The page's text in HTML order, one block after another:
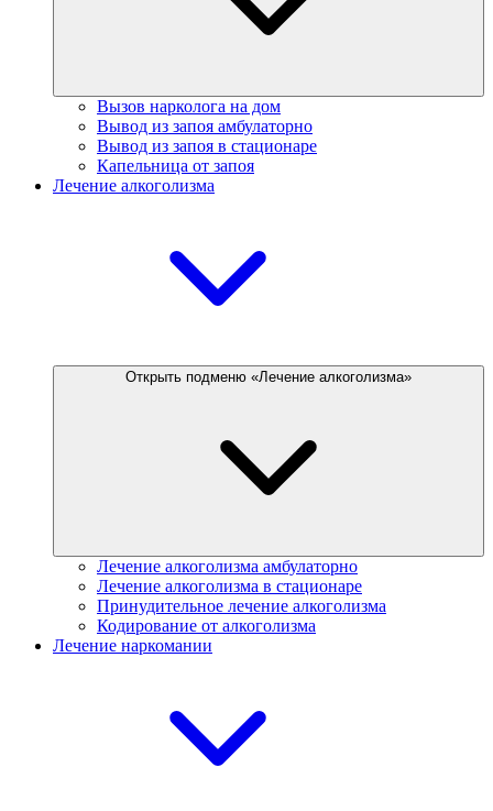
Вызов нарколога на дом
Вывод из запоя амбулаторно
Вывод из запоя в стационаре
Капельница от запоя
Лечение алкоголизма
Открыть подменю «Лечение алкоголизма»
Лечение алкоголизма амбулаторно
Лечение алкоголизма в стационаре
Принудительное лечение алкоголизма
Кодирование от алкоголизма
Лечение наркомании